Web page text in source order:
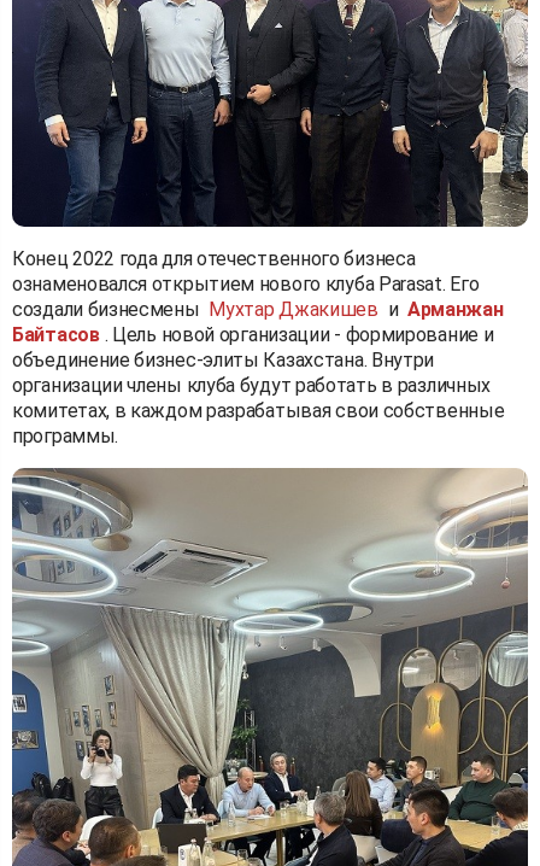
Конец 2022 года для отечественного бизнеса
ознаменовался открытием нового клуба Parasat. Его
создали бизнесмены Мухтар Джакишев и Арманжан
Байтасов . Цель новой организации - формирование и
объединение бизнес-элиты Казахстана. Внутри
организации члены клуба будут работать в различных
комитетах, в каждом разрабатывая свои собственные
программы.